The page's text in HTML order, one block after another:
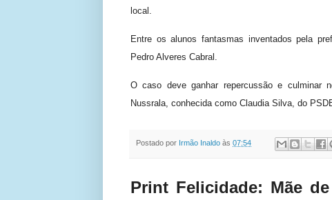
local.
Entre os alunos fantasmas inventados pela
Pedro Alveres Cabral.
O caso deve ganhar repercussão e culminar
Nussrala, conhecida como Claudia Silva, do
Postado por Irmão Inaldo às 07:54
Print Felicidade: Mãe